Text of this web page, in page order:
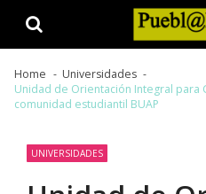
Home
Universidades
Unidad de Orientación Integral para
comunidad estudiantil BUAP
UNIVERSIDADES